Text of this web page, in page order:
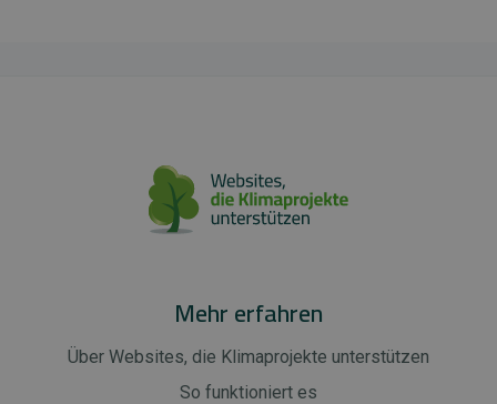
Mehr erfahren
Über Websites, die Klimaprojekte unterstützen
So funktioniert es